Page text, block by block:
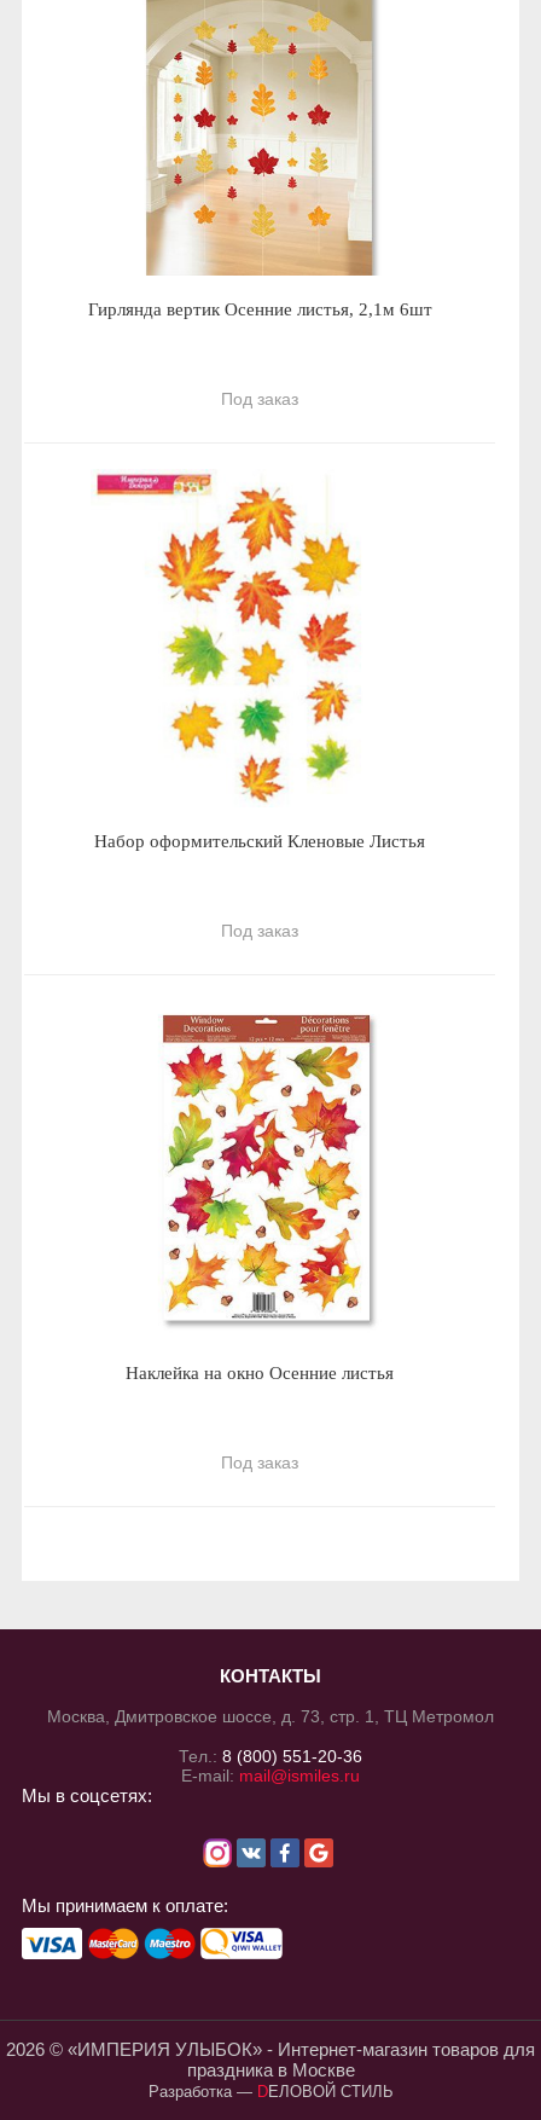
Гирлянда вертик Осенние листья, 2,1м 6шт
Под заказ
Набор оформительский Кленовые Листья
Под заказ
Наклейка на окно Осенние листья
Под заказ
КОНТАКТЫ
Москва, Дмитровское шоссе, д. 73, стр. 1, ТЦ Метромол
Тел.: 8 (800) 551-20-36
E-mail: mail@ismiles.ru
Мы в соцсетях:
Мы принимаем к оплате:
2026 © «ИМПЕРИЯ УЛЫБОК» - Интернет-магазин товаров для
праздника в Москве
Разработка— DЕЛОВОЙ СТИЛЬ